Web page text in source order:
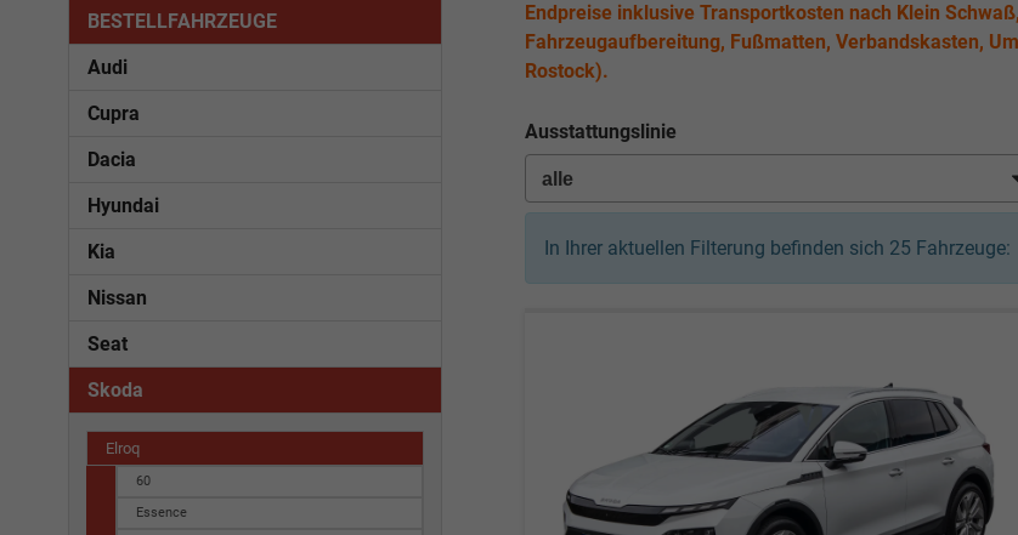
Endpreise inklusive Transportkosten nach Klein
Fahrzeugaufbereitung, Fußmatten, Verbandskasten,
Rostock).
Ausstattungslinie
In Ihrer aktuellen Filterung befinden sich 25 Fahrzeuge:
BESTELLFAHRZEUGE
Audi
Cupra
Dacia
Hyundai
Kia
Nissan
Seat
Skoda
Elroq
60
Essence